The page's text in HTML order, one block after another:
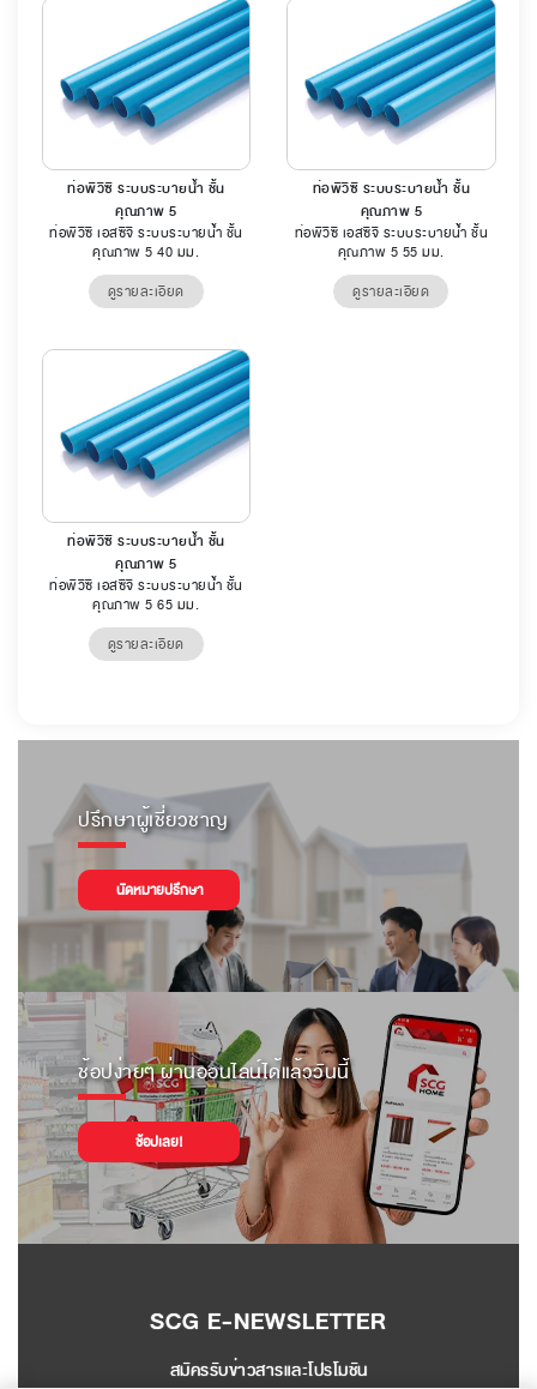
ท่อพีวีซี ระบบระบายน้ำ ชั้น
คุณภาพ 5
ท่อพีวีซี เอสซีจี ระบบระบายน้ำ ชั้น
คุณภาพ 5 40 มม.
ดูรายละเอียด
ท่อพีวีซี ระบบระบายน้ำ ชั้น
คุณภาพ 5
ท่อพีวีซี เอสซีจี ระบบระบายน้ำ ชั้น
คุณภาพ 5 55 มม.
ดูรายละเอียด
ท่อพีวีซี ระบบระบายน้ำ ชั้น
คุณภาพ 5
ท่อพีวีซี เอสซีจี ระบบระบายน้ำ ชั้น
คุณภาพ 5 65 มม.
ดูรายละเอียด
ปรึกษาผู้เชี่ยวชาญ
นัดหมายปรึกษา
ช้อปง่ายๆ ผ่านออนไลน์ได้แล้ววันนี้
ช้อปเลย!
SCG E-NEWSLETTER
สมัครรับข่าวสารและโปรโมชัน